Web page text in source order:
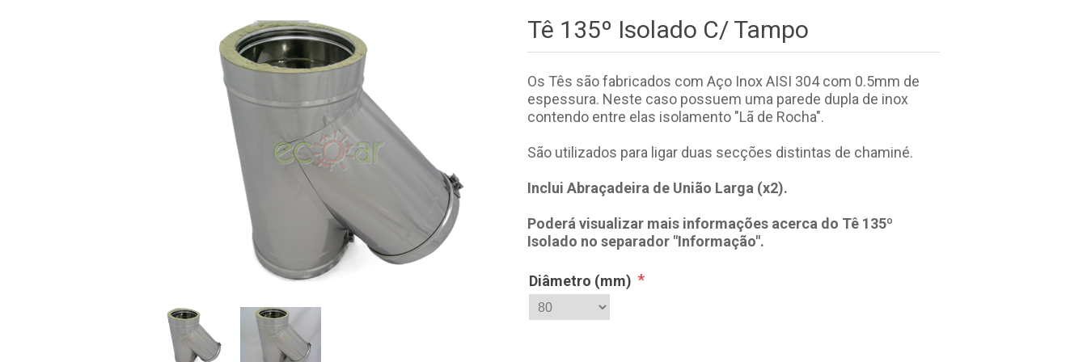
Tê 135º Isolado C/ Tampo
Os Tês são fabricados com Aço Inox AISI 304 com 0.5mm de
espessura. Neste caso possuem uma parede dupla de inox
contendo entre elas isolamento "Lã de Rocha".
São utilizados para ligar duas secções distintas de chaminé.
Inclui Abraçadeira de União Larga (x2).
Poderá visualizar mais informações acerca do Tê 135º
Isolado no separador "Informação".
Diâmetro (mm) *